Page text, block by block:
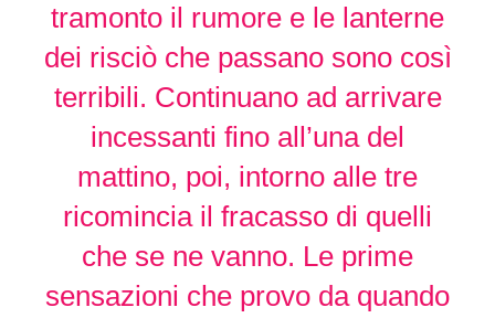
tramonto il rumore e le lanterne
dei risciò che passano sono così
terribili. Continuano ad arrivare
incessanti fino all’una del
mattino, poi, intorno alle tre
ricomincia il fracasso di quelli
che se ne vanno. Le prime
sensazioni che provo da quando